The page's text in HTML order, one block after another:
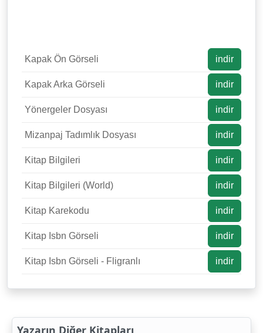
Kapak Ön Görseli indir
Kapak Arka Görseli indir
Yönergeler Dosyası indir
Mizanpaj Tadımlık Dosyası indir
Kitap Bilgileri indir
Kitap Bilgileri (World) indir
Kitap Karekodu indir
Kitap Isbn Görseli indir
Kitap Isbn Görseli - Fligranlı indir
Yazarın Diğer Kitapları